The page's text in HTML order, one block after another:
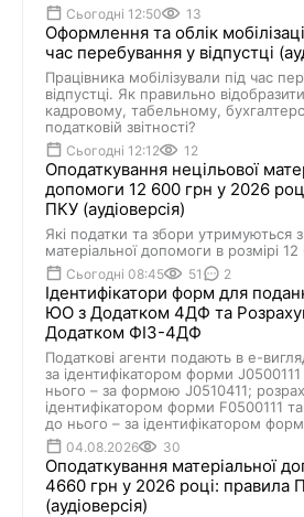
Сьогодні 12:50 13
Оформлення та облік
час перебування у відпустці
Працівника мобілізували під час
відпустці. Як правильно
кадровому, табельному,
податковій звітності?
Сьогодні 12:12 12
Оподаткування нецільової
допомоги 12 600 грн у 2026
ПКУ (аудіоверсія)
Які податки та збори утримуються з
матеріальної допомоги в розмірі
Сьогодні 08:45 51 2
Ідентифікатори форм для
ЮО з Додатком 4ДФ та
Додатком ФІЗ-4ДФ
Податкові агенти подають в е-
за ідентифікатором форми
нього – за формою J0510411;
ідентифікатором форми F0500111
до нього – за ідентифікатором
04.08.2026 30
Оподаткування матеріальної
4660 грн у 2026 році: правила
(аудіоверсія)